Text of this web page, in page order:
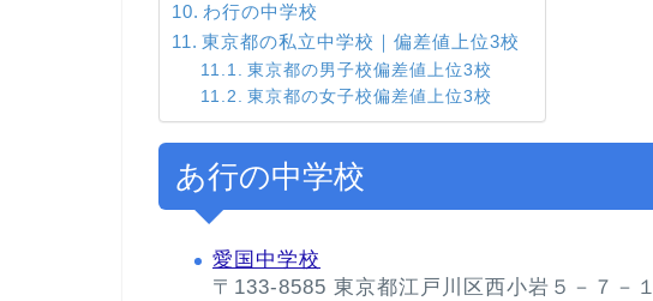
わ行の中学校
東京都の私立中学校｜偏差値上位3校
東京都の男子校偏差値上位3校
東京都の女子校偏差値上位3校
あ行の中学校
愛国中学校
〒133-8585 東京都江戸川区西小岩５－７－１